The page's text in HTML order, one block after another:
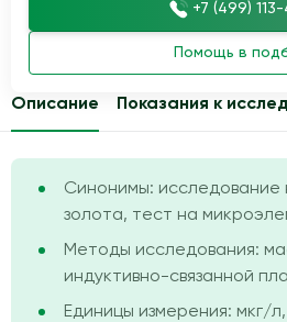
Описание Показания к
Синонимы: исследование
золота, тест на
Методы исследования:
индуктивно-связанной
Единицы измерения: мкг/
+7 (499)
Помощь в